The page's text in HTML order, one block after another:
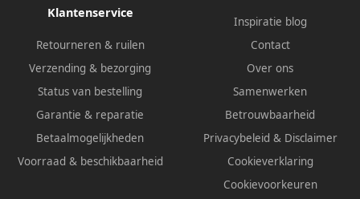
Klantenservice
Retourneren & ruilen
Verzending & bezorging
Status van bestelling
Garantie & reparatie
Betaalmogelijkheden
Voorraad & beschikbaarheid
Inspiratie blog
Contact
Over ons
Samenwerken
Betrouwbaarheid
Privacybeleid & Disclaimer
Cookieverklaring
Cookievoorkeuren